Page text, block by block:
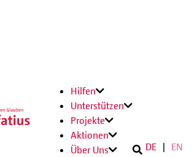
Hilfen
Unterstützen
Projekte
Aktionen
Über Uns
DE EN